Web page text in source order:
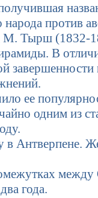
против
М. Тырш (1832-
В
ее
одним из
в Антверпене.
года.